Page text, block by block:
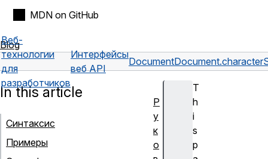
MDN on GitHub
Blog
Веб-
технологии
для
разработчиков
Интерфейсы
веб API
Document
T
h
i
s
p
In this article
Синтаксис
Примеры
Р
у
к
о